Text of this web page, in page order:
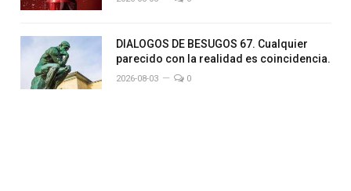
DIALOGOS DE BESUGOS 67. Cualquier
parecido con la realidad es coincidencia.
2026-08-03 0